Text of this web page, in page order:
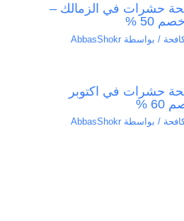
حشرات في الزمالك –
/ بواسطة AbbasShokr
حشرات في اكتوبر
/ بواسطة AbbasShokr